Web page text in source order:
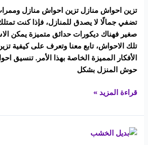
تزين احواش منازل تزين احواش منازل
تضفي جمالًا لا يصدق للمنازل، فإذا كنت
صغير فهناك ديكورات حدائق متميزة يمكن
تلك الاحواش، تابع معنا وتعرف على كيفية
الأفكار المميزة الخاصة بهذا الأمر. تنسيق
حوش المنزل بشكل
قراءة المزيد »
مؤسسة